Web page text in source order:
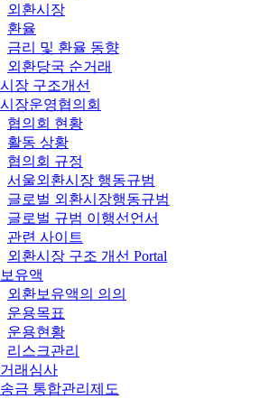
외환시장
환율
금리 및 환율 동향
외환당국 순거래
장 구조개선
장운영협의회
협의회 현황
활동 상황
협의회 규정
서울외환시장 행동규범
글로벌 외환시장행동규범
글로벌 규범 이행선언서
관련 사이트
외환시장 구조 개선 Portal
유액
외환보유액의 의의
운용목표
운용현황
리스크관리
래심사
금 통합관리제도